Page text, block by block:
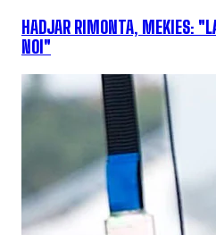
HADJAR RIMONTA, MEKIES:
NOI"